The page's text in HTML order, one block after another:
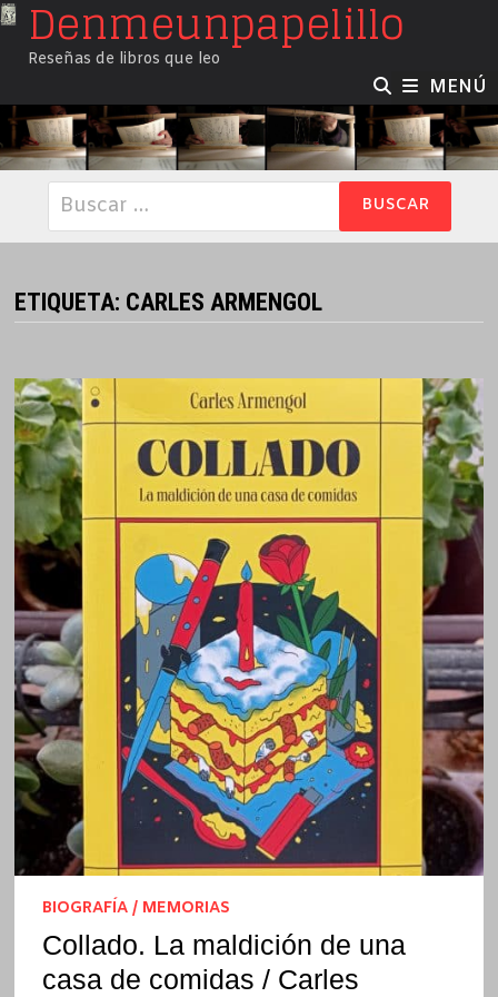
SaltarDenmeunpapelillo
Reseñas de libros que leo
MENÚ
Buscar:
ETIQUETA: CARLES ARMENGOL
BIOGRAFÍA / MEMORIAS
Collado. La maldición de una
casa de comidas / Carles